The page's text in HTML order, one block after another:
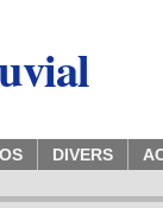
DIVERS